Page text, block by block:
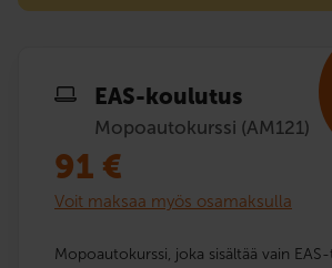
EAS-koulutus
Mopoautokurssi (AM121)
91 €
Voit maksaa myös osamaksulla
Mopoautokurssi, joka sisältää vain